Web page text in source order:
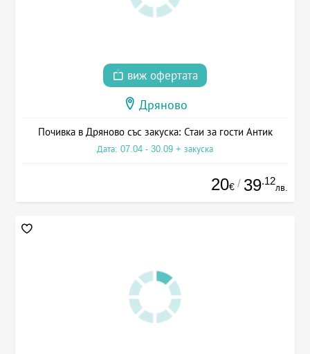
виж офертата
Дряново
Почивка в Дряново със закуска: Стаи за гости Антик
Дата: 07.04 - 30.09 + закуска
20€ / 39.12
лв.